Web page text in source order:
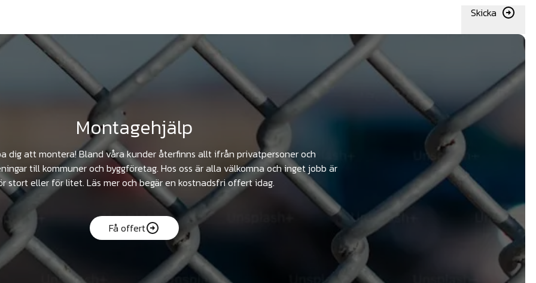
Skicka
Montagehjälp
dig att montera! Bland våra kunder återfinns allt ifrån privatpersoner och
till kommuner och byggföretag. Hos oss är alla välkomna och inget jobb är
stort eller för litet. Läs mer och begär en kostnadsfri offert idag.
Få offert